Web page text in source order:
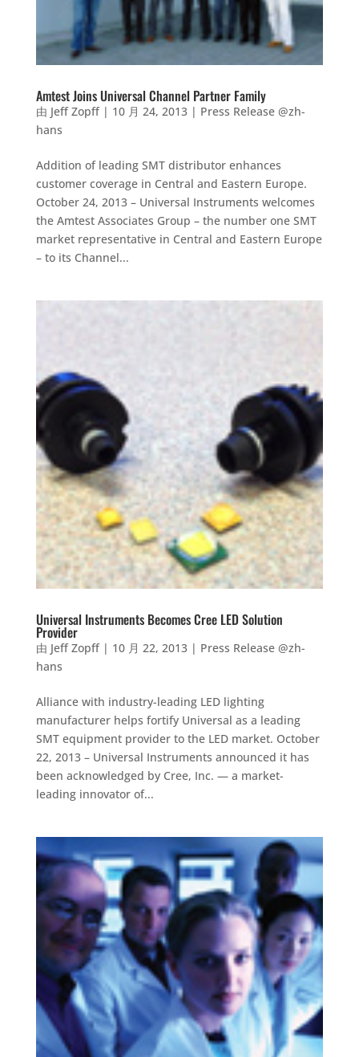
Amtest Joins Universal Channel Partner Family
由 Jeff Zopff| 10 月 24, 2013| Press Release @zh-
hans
Addition of leading SMT distributor enhances
customer coverage in Central and Eastern Europe.
October 24, 2013 – Universal Instruments welcomes
the Amtest Associates Group – the number one SMT
market representative in Central and Eastern Europe
– to its Channel...
Universal Instruments Becomes Cree LED Solution
Provider
由 Jeff Zopff| 10 月 22, 2013| Press Release @zh-
hans
Alliance with industry-leading LED lighting
manufacturer helps fortify Universal as a leading
SMT equipment provider to the LED market. October
22, 2013 – Universal Instruments announced it has
been acknowledged by Cree, Inc. — a market-
leading innovator of...